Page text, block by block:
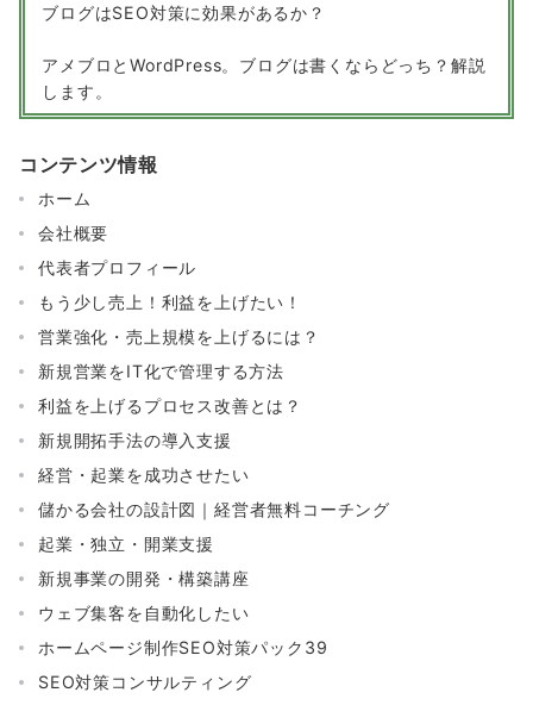
ブログはSEO対策に効果があるか？
アメブロとWordPress。ブログは書くならどっち？解説
します。
コンテンツ情報
ホーム
会社概要
代表者プロフィール
もう少し売上！利益を上げたい！
営業強化・売上規模を上げるには？
新規営業をIT化で管理する方法
利益を上げるプロセス改善とは？
新規開拓手法の導入支援
経営・起業を成功させたい
儲かる会社の設計図｜経営者無料コーチング
起業・独立・開業支援
新規事業の開発・構築講座
ウェブ集客を自動化したい
ホームページ制作SEO対策パック39
SEO対策コンサルティング